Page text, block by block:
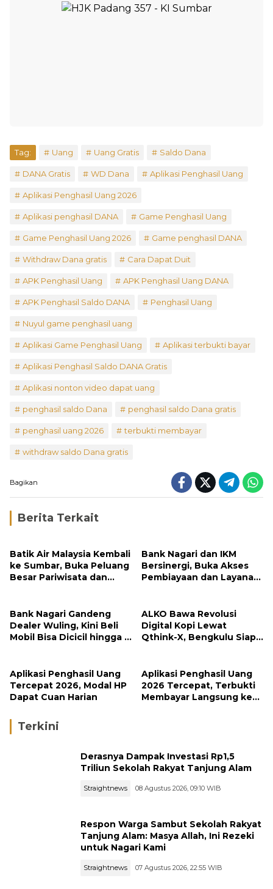
Tag: Uang Uang Gratis Saldo Dana
DANA Gratis WD Dana Aplikasi Penghasil Uang
Aplikasi Penghasil Uang 2026
Aplikasi penghasil DANA Game Penghasil Uang
Game Penghasil Uang 2026 Game penghasil DANA
Withdraw Dana gratis Cara Dapat Duit
APK Penghasil Uang APK Penghasil Uang DANA
APK Penghasil Saldo DANA Penghasil Uang
Nuyul game penghasil uang
Aplikasi Game Penghasil Uang Aplikasi terbukti bayar
Aplikasi Penghasil Saldo DANA Gratis
Aplikasi nonton video dapat uang
penghasil saldo Dana penghasil saldo Dana gratis
penghasil uang 2026 terbukti membayar
withdraw saldo Dana gratis
Bagikan
Berita Terkait
Batik Air Malaysia Kembali
ke Sumbar, Buka Peluang
Besar Pariwisata dan
Bank Nagari dan IKM
Bersinergi, Buka Akses
Pembiayaan dan Layanan
Bank Nagari Gandeng
Dealer Wuling, Kini Beli
Mobil Bisa Dicicil hingga 5
ALKO Bawa Revolusi
Digital Kopi Lewat
Qthink-X, Bengkulu Siap
Aplikasi Penghasil Uang
Tercepat 2026, Modal HP
Dapat Cuan Harian
Aplikasi Penghasil Uang
2026 Tercepat, Terbukti
Membayar Langsung ke
Terkini
Derasnya Dampak Investasi Rp1,5
Triliun Sekolah Rakyat Tanjung Alam
Straightnews 08 Agustus 2026, 09:10 WIB
Respon Warga Sambut Sekolah Rakyat
Tanjung Alam: Masya Allah, Ini Rezeki
untuk Nagari Kami
Straightnews 07 Agustus 2026, 22:55 WIB